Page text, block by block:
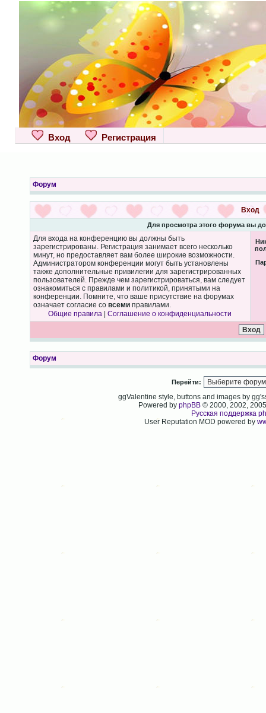
Вход Регистрация
Форум
Вход
Для просмотра этого форума вы
Для входа на конференцию вы должны быть
зарегистрированы. Регистрация занимает всего несколько
минут, но предоставляет вам более широкие возможности.
Администратором конференции могут быть установлены
также дополнительные привилегии для зарегистрированных
пользователей. Прежде чем зарегистрироваться, вам следует
ознакомиться с правилами и политикой, принятыми на
конференции. Помните, что ваше присутствие на форумах
означает согласие со всемиправилами.
Общие правила
Соглашение о конфиденциальности
Форум
Перейти:
ggValentine style, buttons and images by
Powered byphpBB © 2000, 2002,
Русская поддержка
User Reputation MOD powered by